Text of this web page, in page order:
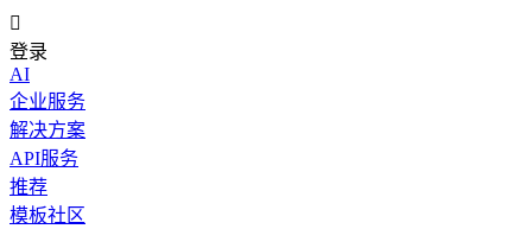

登录
AI
企业服务
解决方案
API服务
推荐
模板社区